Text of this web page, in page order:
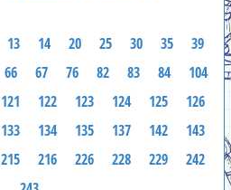
13 14 20 25 30 35
39
66 67 76 82 83 84
104
121 122 123 124 125
126
133 134 135 137 142
143
215 216 226 228 229
242